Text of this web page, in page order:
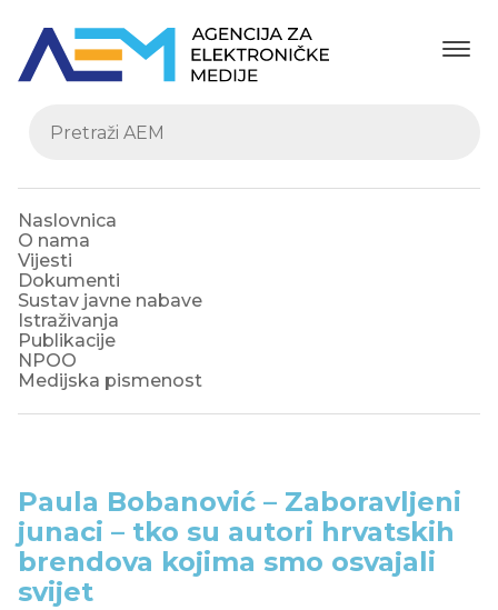
Naslovnica
O nama
Vijesti
Dokumenti
Sustav javne nabave
Istraživanja
Publikacije
NPOO
Medijska pismenost
Paula Bobanović – Zaboravljeni
junaci – tko su autori hrvatskih
brendova kojima smo osvajali
svijet